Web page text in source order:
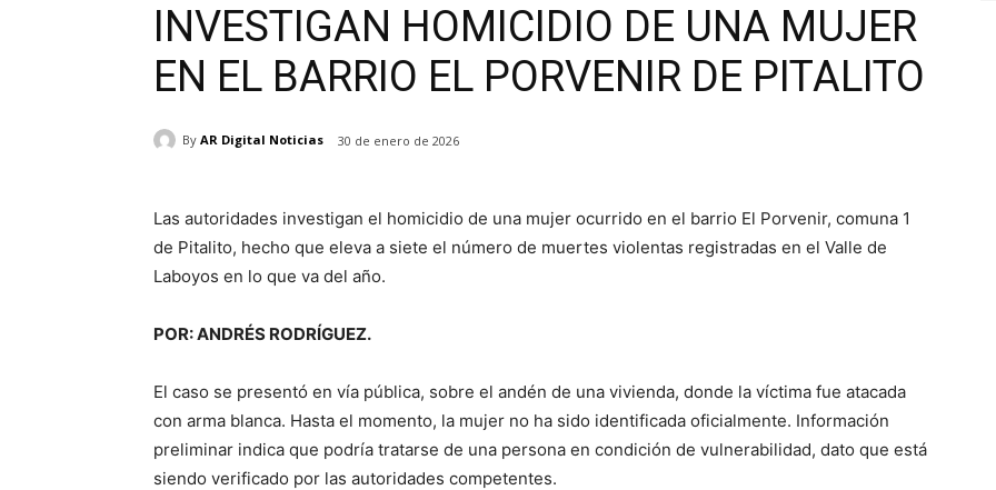
INVESTIGAN HOMICIDIO DE UNA MUJER
EN EL BARRIO EL PORVENIR DE PITALITO
By AR Digital Noticias 30 de enero de 2026
Las autoridades investigan el homicidio de una mujer ocurrido en el barrio El Porvenir, comuna 1
de Pitalito, hecho que eleva a siete el número de muertes violentas registradas en el Valle de
Laboyos en lo que va del año.
POR: ANDRÉS RODRÍGUEZ.
El caso se presentó en vía pública, sobre el andén de una vivienda, donde la víctima fue atacada
con arma blanca. Hasta el momento, la mujer no ha sido identificada oficialmente. Información
preliminar indica que podría tratarse de una persona en condición de vulnerabilidad, dato que está
siendo verificado por las autoridades competentes.